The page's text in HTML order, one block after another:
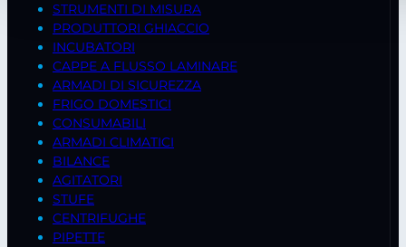
STRUMENTI DI MISURA
PRODUTTORI GHIACCIO
INCUBATORI
CAPPE A FLUSSO LAMINARE
ARMADI DI SICUREZZA
FRIGO DOMESTICI
CONSUMABILI
ARMADI CLIMATICI
BILANCE
AGITATORI
STUFE
CENTRIFUGHE
PIPETTE